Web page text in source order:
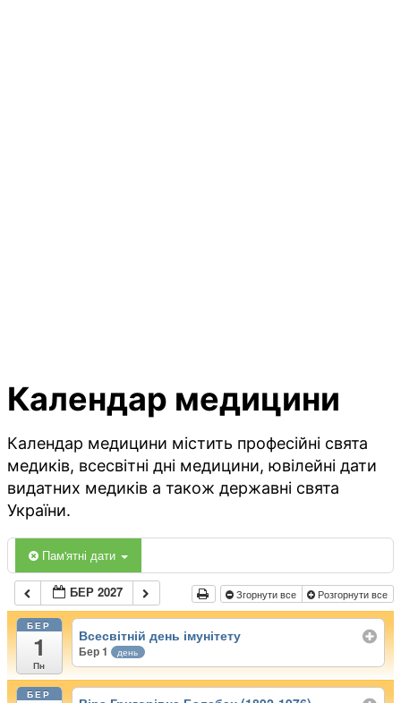
Календар медицини
Календар медицини містить професійні свята
медиків, всесвітні дні медицини, ювілейні дати
видатних медиків а також державні свята
України.
Пам'ятні дати
БЕР 2027 Згорнути все Розгорнути все
БЕР
1
Пн
Всесвітній день імунітету
Бер 1 день
БЕР